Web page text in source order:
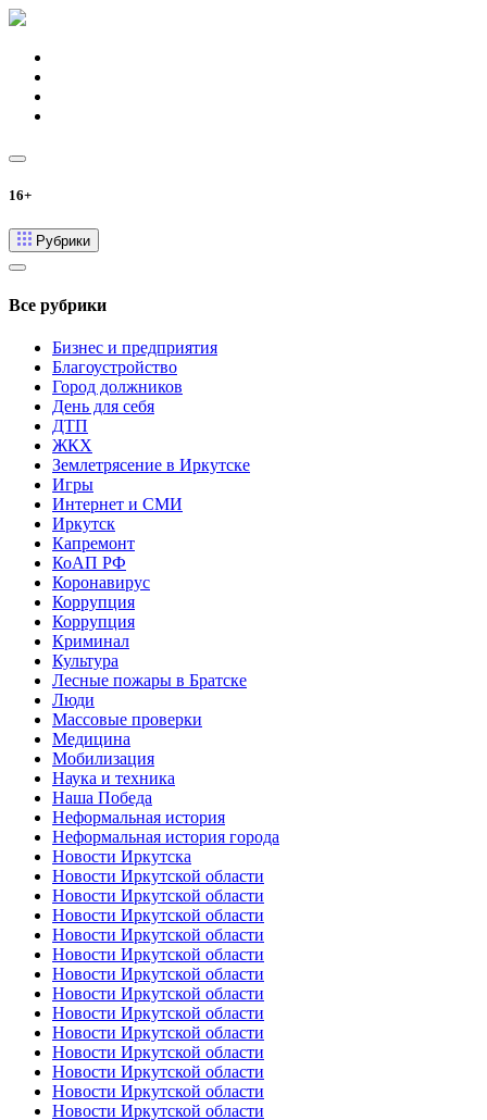
16+
Рубрики
Все рубрики
Бизнес и предприятия
Благоустройство
Город должников
День для себя
ДТП
ЖКХ
Землетрясение в Иркутске
Игры
Интернет и СМИ
Иркутск
Капремонт
КоАП РФ
Коронавирус
Коррупция
Коррупция
Криминал
Культура
Лесные пожары в Братске
Люди
Массовые проверки
Медицина
Мобилизация
Наука и техника
Наша Победа
Неформальная история
Неформальная история города
Новости Иркутска
Новости Иркутской области
Новости Иркутской области
Новости Иркутской области
Новости Иркутской области
Новости Иркутской области
Новости Иркутской области
Новости Иркутской области
Новости Иркутской области
Новости Иркутской области
Новости Иркутской области
Новости Иркутской области
Новости Иркутской области
Новости Иркутской области